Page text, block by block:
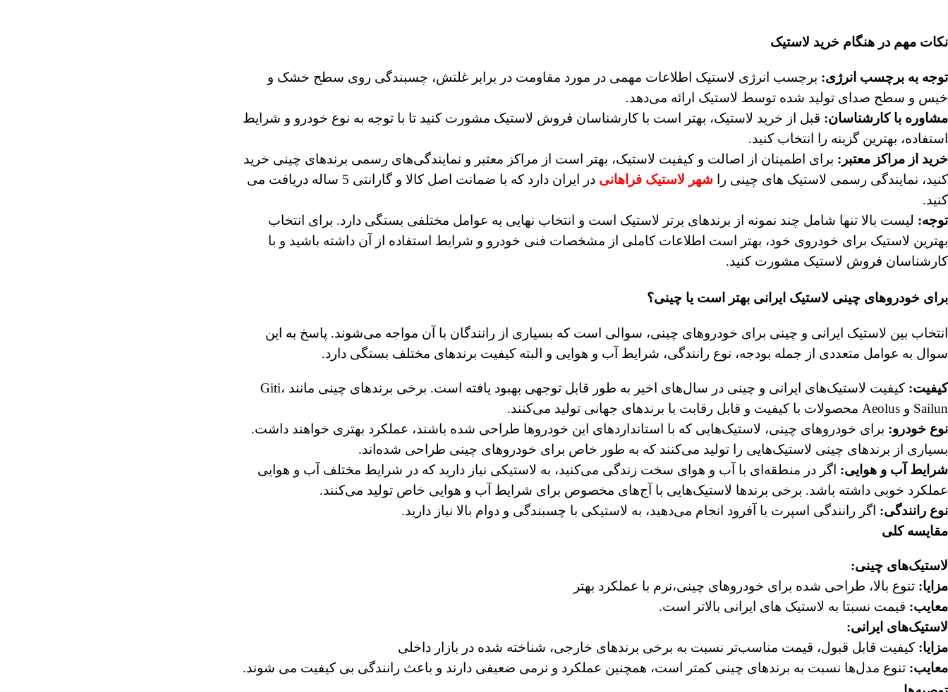
نکات مهم در هنگام خرید لاستیک
توجه به برچسب انرژی: برچسب انرژی لاستیک اطلاعات مهمی در مورد مقاومت در برابر غلتش، چسبندگی روی سطح خشک و
خیس و سطح صدای تولید شده توسط لاستیک ارائه می‌دهد.
مشاوره با کارشناسان: قبل از خرید لاستیک، بهتر است با کارشناسان فروش لاستیک مشورت کنید تا با توجه به نوع خودرو و شرایط
استفاده، بهترین گزینه را انتخاب کنید.
خرید از مراکز معتبر : برای اطمینان از اصالت و کیفیت لاستیک، بهتر است از مراکز معتبر و نمایندگی‌های رسمی برندهای چینی خرید
کنید، نمایندگی رسمی لاستیک های چینی را شهر لاستیک فراهانی
در ایران دارد که با ضمانت اصل کالا و گارانتی 5 ساله دریافت می
کنید.
توجه: لیست بالا تنها شامل چند نمونه از برندهای برتر لاستیک است و انتخاب نهایی به عوامل مختلفی بستگی دارد. برای انتخاب
بهترین لاستیک برای خودروی خود، بهتر است اطلاعات کاملی از مشخصات فنی خودرو و شرایط استفاده از آن داشته باشید و با
کارشناسان فروش لاستیک مشورت کنید.
برای خودروهای چینی لاستیک ایرانی بهتر است یا چینی؟
انتخاب بین لاستیک ایرانی و چینی برای خودروهای چینی، سوالی است که بسیاری از رانندگان با آن مواجه می‌شوند. پاسخ به این
سوال به عوامل متعددی از جمله بودجه، نوع رانندگی، شرایط آب و هوایی و البته کیفیت برندهای مختلف بستگی دارد.
کیفیت:
کیفیت لاستیک‌های ایرانی و چینی در سال‌های اخیر به طور قابل توجهی بهبود یافته است. برخی برندهای چینی مانند Giti،
Sailun و Aeolus محصولات با کیفیت و قابل رقابت با برندهای جهانی تولید می‌کنند.
نوع خودرو: برای خودروهای چینی، لاستیک‌هایی که با استانداردهای این خودروها طراحی شده باشند، عملکرد بهتری خواهند داشت.
بسیاری از برندهای چینی لاستیک‌هایی را تولید می‌کنند که به طور خاص برای خودروهای چینی طراحی شده‌اند.
شرایط آب و هوایی: اگر در منطقه‌ای با آب و هوای سخت زندگی می‌کنید، به لاستیکی نیاز دارید که در شرایط مختلف آب و هوایی
عملکرد خوبی داشته باشد. برخی برندها لاستیک‌هایی با آج‌های مخصوص برای شرایط آب و هوایی خاص تولید می‌کنند.
نوع رانندگی: اگر رانندگی اسپرت یا آفرود انجام می‌دهید، به لاستیکی با چسبندگی و دوام بالا نیاز دارید.
مقایسه کلی
لاستیک‌های چینی:
مزایا: تنوع بالا، طراحی شده برای خودروهای چینی،نرم با عملکرد بهتر
معایب: قیمت نسبتا به لاستیک های ایرانی بالاتر است.
لاستیک‌های ایرانی:
مزایا: کیفیت قابل قبول، قیمت مناسب‌تر نسبت به برخی برندهای خارجی، شناخته شده در بازار داخلی
معایب: تنوع مدل‌ها نسبت به برندهای چینی کمتر است، همچنین عملکرد و نرمی ضعیفی دارند و باعث رانندگی بی کیفیت می شوند.